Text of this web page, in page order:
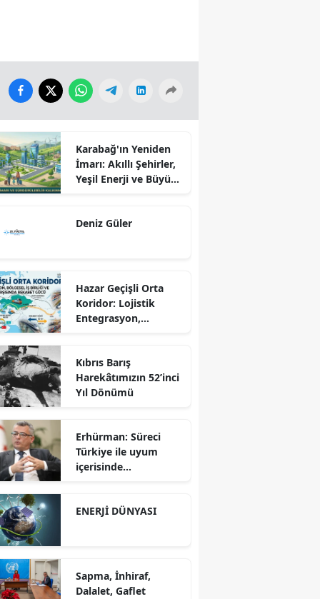
Karabağ'ın Yeniden
İmarı: Akıllı Şehirler,
Yeşil Enerji ve Büyük
Sürdürülebilir
Deniz Güler
Hazar Geçişli Orta
Koridor: Lojistik
Entegrasyon,
Karşısında Rekabet
Gücü
Kıbrıs Barış
Harekâtımızın 52’inci
Yıl Dönümü
Erhürman: Süreci
Türkiye ile uyum
içerisinde
ENERJİ DÜNYASI
Sapma, İnhiraf,
Dalalet, Gaflet